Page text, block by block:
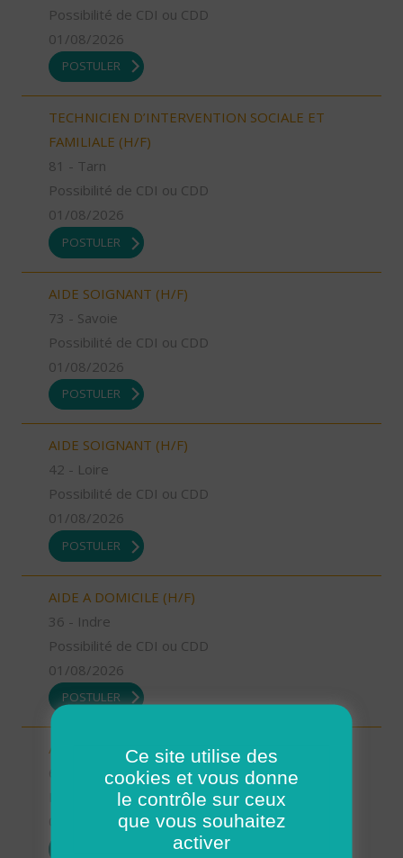
Possibilité de CDI ou CDD
01/08/2026
POSTULER
TECHNICIEN D’INTERVENTION SOCIALE ET
FAMILIALE (H/F)
81 - Tarn
Possibilité de CDI ou CDD
01/08/2026
POSTULER
AIDE SOIGNANT (H/F)
73 - Savoie
Possibilité de CDI ou CDD
01/08/2026
POSTULER
AIDE SOIGNANT (H/F)
42 - Loire
Possibilité de CDI ou CDD
01/08/2026
POSTULER
AIDE A DOMICILE (H/F)
36 - Indre
Possibilité de CDI ou CDD
01/08/2026
POSTULER
AIDE A DOMICILE (H/F)
63 - Puy-de-Dôme
Possibilité de CDI ou CDD
01/08/2026
Ce site utilise des
cookies et vous donne
le contrôle sur ceux
que vous souhaitez
activer